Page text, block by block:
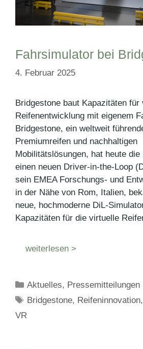
Fahrsimulator bei
4. Februar 2025
Bridgestone baut Kapazitäten für
Reifenentwicklung mit eigenem
Bridgestone, ein weltweit
Premiumreifen und nachhaltigen
Mobilitätslösungen, hat heute
einen neuen Driver-in-the-Loop
sein EMEA Forschungs- und
in der Nähe von Rom, Italien,
neue, hochmoderne DiL-
Kapazitäten für die virtuelle
weiterlesen >
Kategorien
Aktuelles, Pressemitteilungen
Schlagwörter
Bridgestone, Reifeninnovation
VR